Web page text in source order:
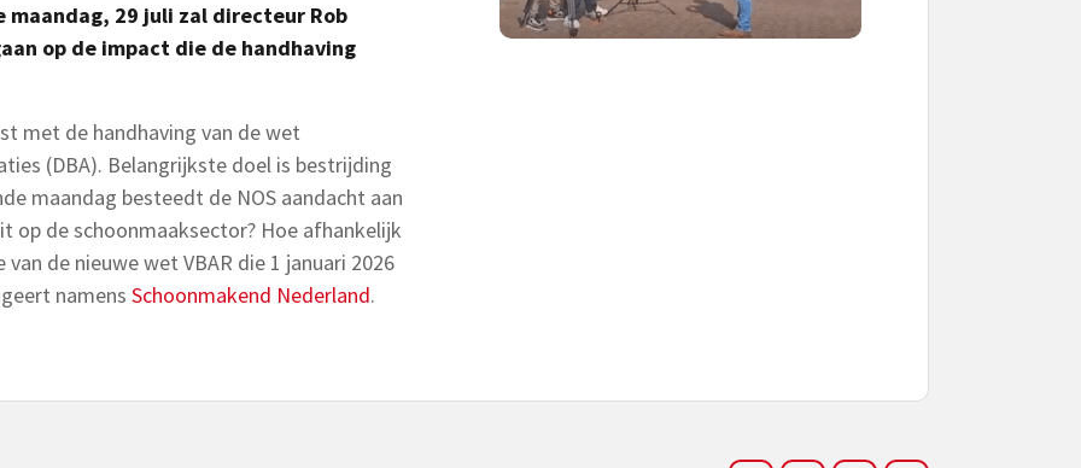
maandag, 29 juli zal directeur Rob
op de impact die de handhaving
met de handhaving van de wet
(DBA). Belangrijkste doel is bestrijding
maandag besteedt de NOS aandacht aan
op de schoonmaaksector? Hoe afhankelijk
van de nieuwe wet VBAR die 1 januari 2026
namens Schoonmakend Nederland.